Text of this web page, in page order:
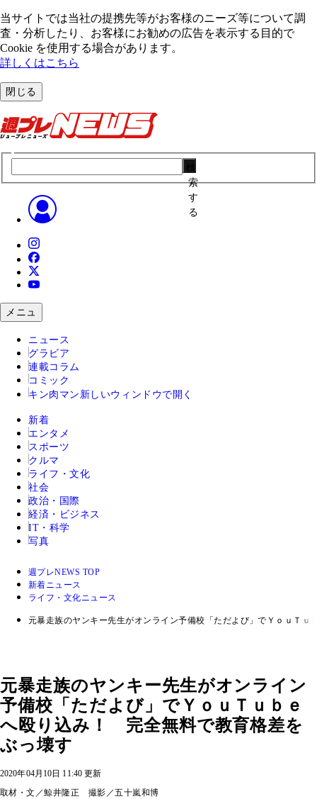
当サイトでは当社の提携先等がお客様のニーズ等について調
査・分析したり、お客様にお勧めの広告を表⽰する⽬的で
Cookie を使⽤する場合があります。
詳しくはこちら
閉じる
索
す
る
メニュ
ニュース
グラビア
連載コラム
コミック
キン肉マン 新しいウィンドウで開く
新着
エンタメ
スポーツ
クルマ
ライフ・文化
社会
政治・国際
経済・ビジネス
IT・科学
写真
週プレNEWS TOP
新着ニュース
ライフ・文化ニュース
元暴走族のヤンキー先生がオンライン予備校「ただよび」でＹｏｕＴ
元暴走族のヤンキー先生がオンライン
予備校「ただよび」でＹｏｕＴｕｂｅ
へ殴り込み！ 完全無料で教育格差を
ぶっ壊す
2020年04月10日 11:40 更新
取材・文／鯨井隆正 撮影／五十嵐和博